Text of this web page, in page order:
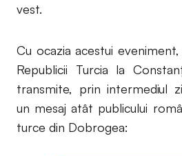
vest.
Cu ocazia acestui
Republicii Turcia la
transmite, prin intermediul
un mesaj atât publicului
turce din Dobrogea: